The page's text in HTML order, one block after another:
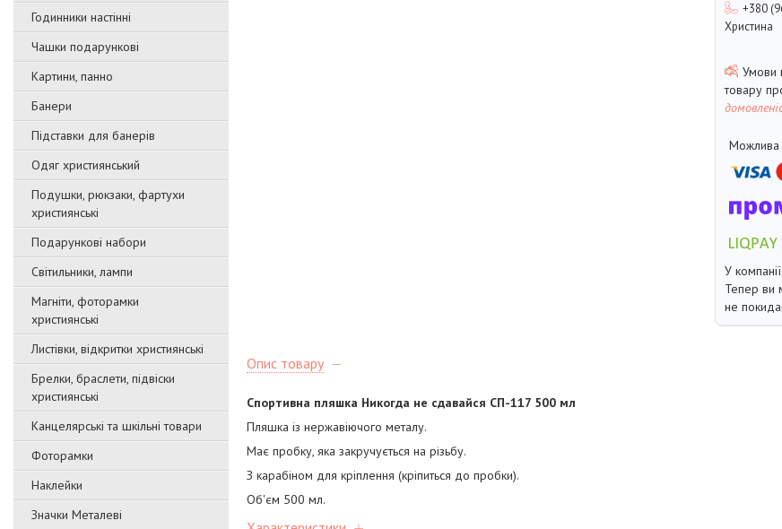
Годинники настінні
Чашки подарункові
Картини, панно
Банери
Підставки для банерів
Одяг християнський
Подушки, рюкзаки, фартухи
християнські
Подарункові набори
Світильники, лампи
Магніти, фоторамки
християнські
Листівки, відкритки християнські
Брелки, браслети, підвіски
християнські
Канцелярські та шкільні товари
Фоторамки
Наклейки
Значки Металеві
+380
Христина
товару
У
Тепер ви
не
Опис товару
Спортивна пляшка Никогда не сдавайся СП-117 500 мл
Пляшка із нержавіючого металу.
Має пробку, яка закручується на різьбу.
З карабіном для кріплення (кріпиться до пробки).
Об'єм 500 мл.